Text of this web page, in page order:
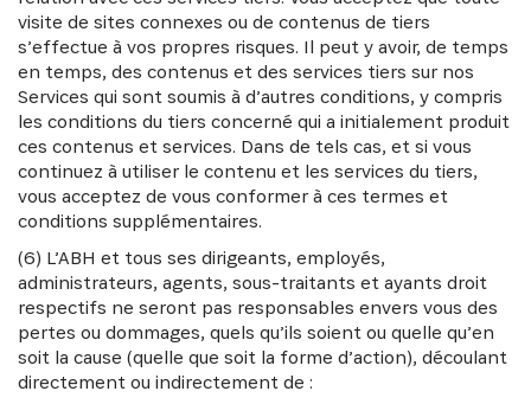
visite de sites connexes ou de contenus de tiers
s’effectue à vos propres risques. Il peut y avoir, de temps
en temps, des contenus et des services tiers sur nos
Services qui sont soumis à d’autres conditions, y compris
les conditions du tiers concerné qui a initialement produit
ces contenus et services. Dans de tels cas, et si vous
continuez à utiliser le contenu et les services du tiers,
vous acceptez de vous conformer à ces termes et
conditions supplémentaires.
(6) L’ABH et tous ses dirigeants, employés,
administrateurs, agents, sous-traitants et ayants droit
respectifs ne seront pas responsables envers vous des
pertes ou dommages, quels qu’ils soient ou quelle qu’en
soit la cause (quelle que soit la forme d’action), découlant
directement ou indirectement de :